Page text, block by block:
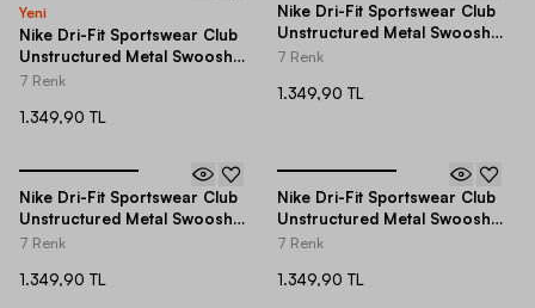
Yeni
Nike Dri-Fit Sportswear Club
Unstructured Metal Swoosh
Adjustable Çocuk Şapka
7 Renk
1.349,90 TL
Nike Dri-Fit Sportswear Club
Unstructured Metal Swoosh
Adjustable Çocuk Şapka
7 Renk
1.349,90 TL
Nike Dri-Fit Sportswear Club
Unstructured Metal Swoosh
Adjustable Çocuk Şapka
7 Renk
1.349,90 TL
Nike Dri-Fit Sportswear Club
Unstructured Metal Swoosh
Adjustable Çocuk Şapka
7 Renk
1.349,90 TL